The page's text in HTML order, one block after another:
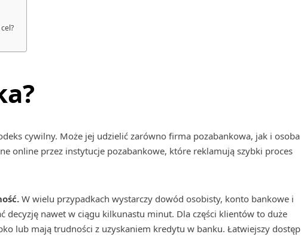
cywilny. Może jej udzielić zarówno firma pozabankowa, jak i osoba
online przez instytucje pozabankowe, które reklamują szybki proces
W wielu przypadkach wystarczy dowód osobisty, konto bankowe i
decyzję nawet w ciągu kilkunastu minut. Dla części klientów to duże
lub mają trudności z uzyskaniem kredytu w banku. Łatwiejszy dostęp